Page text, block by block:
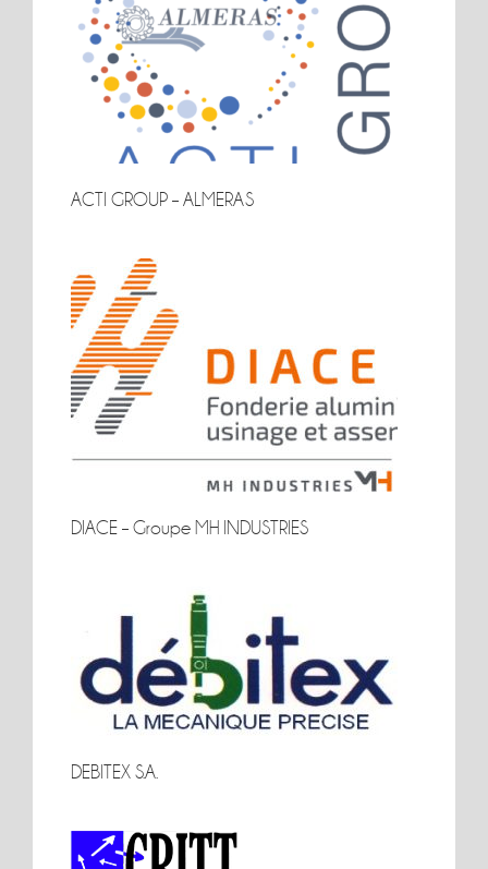
ACTI GROUP – ALMERAS
DIACE – Groupe MH INDUSTRIES
DIACE – Groupe MH INDUSTRIES
DEBITEX S.A.